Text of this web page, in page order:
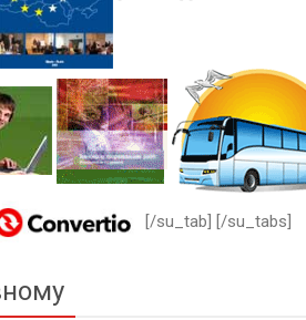
[/su_tab] [/su_tabs]